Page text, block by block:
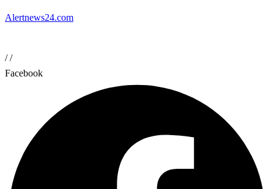
Alertnews24.com
//
Facebook